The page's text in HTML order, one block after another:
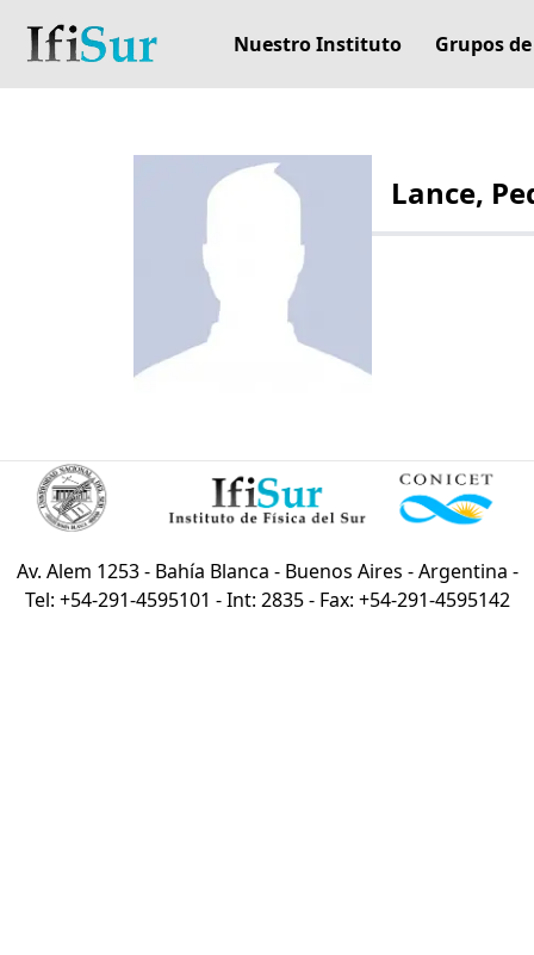
Nuestro Instituto Grupos
Lance,
Av. Alem 1253 - Bahía Blanca - Buenos Aires - Argentina -
Tel: +54-291-4595101 - Int: 2835 - Fax: +54-291-4595142